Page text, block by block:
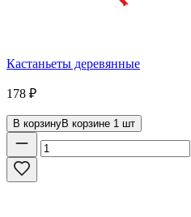
Кастаньеты деревянные
178 ₽
В корзинуВ корзине 1 шт